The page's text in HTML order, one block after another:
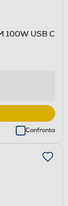
100W USB C
Confronta